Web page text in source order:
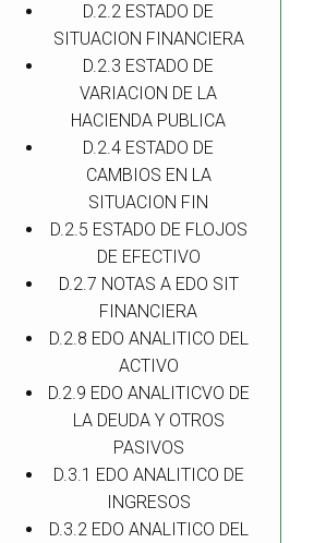
D.2.2 ESTADO DE
SITUACION FINANCIERA
D.2.3 ESTADO DE
VARIACION DE LA
HACIENDA PUBLICA
D.2.4 ESTADO DE
CAMBIOS EN LA
SITUACION FIN
D.2.5 ESTADO DE FLOJOS
DE EFECTIVO
D.2.7 NOTAS A EDO SIT
FINANCIERA
D.2.8 EDO ANALITICO DEL
ACTIVO
D.2.9 EDO ANALITICVO DE
LA DEUDA Y OTROS
PASIVOS
D.3.1 EDO ANALITICO DE
INGRESOS
D.3.2 EDO ANALITICO DEL